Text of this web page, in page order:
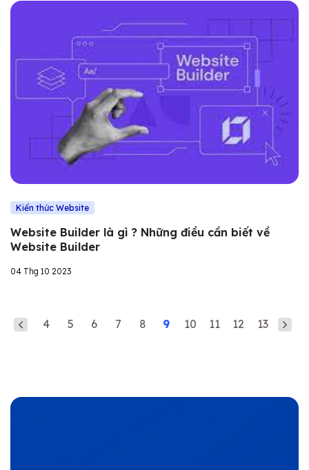
Kiến thức Website
Website Builder là gì ? Những điều cần biết về
Website Builder
04 Thg 10 2023
4 5 6 7 8 9 10 11 12 13